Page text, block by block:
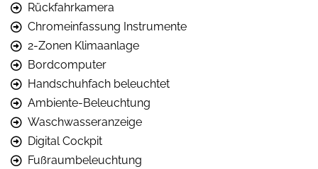
Rückfahrkamera
Chromeinfassung Instrumente
2-Zonen Klimaanlage
Bordcomputer
Handschuhfach beleuchtet
Ambiente-Beleuchtung
Waschwasseranzeige
Digital Cockpit
Fußraumbeleuchtung